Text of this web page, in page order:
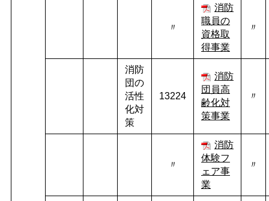
〃
消防
職員の
資格取
得事業
〃
消防
団の
活性
化対
策
13224
消防
団員高
齢化対
策事業
〃
〃
消防
体験フ
ェア事
業
〃